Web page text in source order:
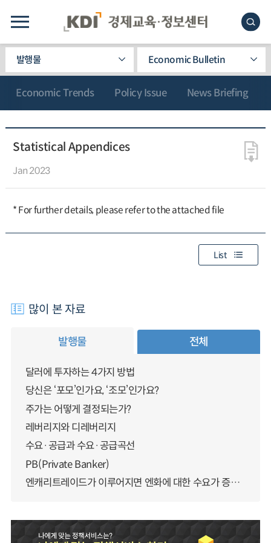
발행물 Economic Bulletin
Economic Trends Policy Issue News Briefing
Statistical Appendices
Jan 2023
* For further details, please refer to the attached file
List
많이 본 자료
발행물 전체
달러에 투자하는 4가지 방법
당신은 ‘포모’인가요, ‘조모’인가요?
주가는 어떻게 결정되는가?
레버리지와 디레버리지
수요·공급과 수요·공급곡선
PB(Private Banker)
엔캐리트레이드가 이루어지면 엔화에 대한 수요가 증가하지 않나요?